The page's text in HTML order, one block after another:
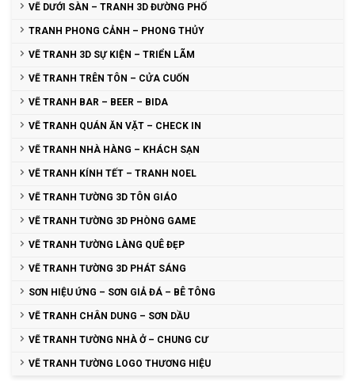
VẼ DƯỚI SÀN – TRANH 3D ĐƯỜNG PHỐ
TRANH PHONG CẢNH – PHONG THỦY
VẼ TRANH 3D SỰ KIỆN – TRIỂN LÃM
VẼ TRANH TRÊN TÔN – CỬA CUỐN
VẼ TRANH BAR – BEER – BIDA
VẼ TRANH QUÁN ĂN VẶT – CHECK IN
VẼ TRANH NHÀ HÀNG – KHÁCH SẠN
VẼ TRANH KÍNH TẾT – TRANH NOEL
VẼ TRANH TƯỜNG 3D TÔN GIÁO
VẼ TRANH TƯỜNG 3D PHÒNG GAME
VẼ TRANH TƯỜNG LÀNG QUÊ ĐẸP
VẼ TRANH TƯỜNG 3D PHÁT SÁNG
SƠN HIỆU ỨNG – SƠN GIẢ ĐÁ – BÊ TÔNG
VẼ TRANH CHÂN DUNG – SƠN DẦU
VẼ TRANH TƯỜNG NHÀ Ở – CHUNG CƯ
VẼ TRANH TƯỜNG LOGO THƯƠNG HIỆU